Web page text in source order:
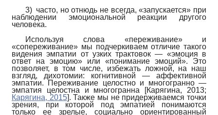
3) часто, но отнюдь не всегда, «запускается» при
наблюдении эмоциональной реакции другого
человека.
Используя слова «переживание» и
«сопереживание» мы подчеркиваем отличие такого
видения эмпатии от узких трактовок — «эмоция в
ответ на эмоцию» или «понимание эмоций». Это
позволяет, в том числе, избежать ложной, на наш
взгляд, дихотомии: когнитивной — аффективной
эмпатии. Переживание целостно и многогранно —
эмпатия целостна и многогранна
[Карягина, 2013;
Карягина, 2015]. Также мы не придерживаемся точки
зрения, при которой под эмпатией понимаются
только ее зрелые, социально ориентированный